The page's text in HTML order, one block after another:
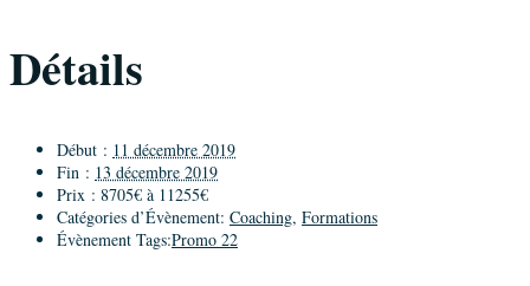
Détails
Début : 11 décembre 2019
Fin : 13 décembre 2019
Prix : 8705€ à 11255€
Catégories d’Évènement: Coaching, Formations
Évènement Tags:Promo 22